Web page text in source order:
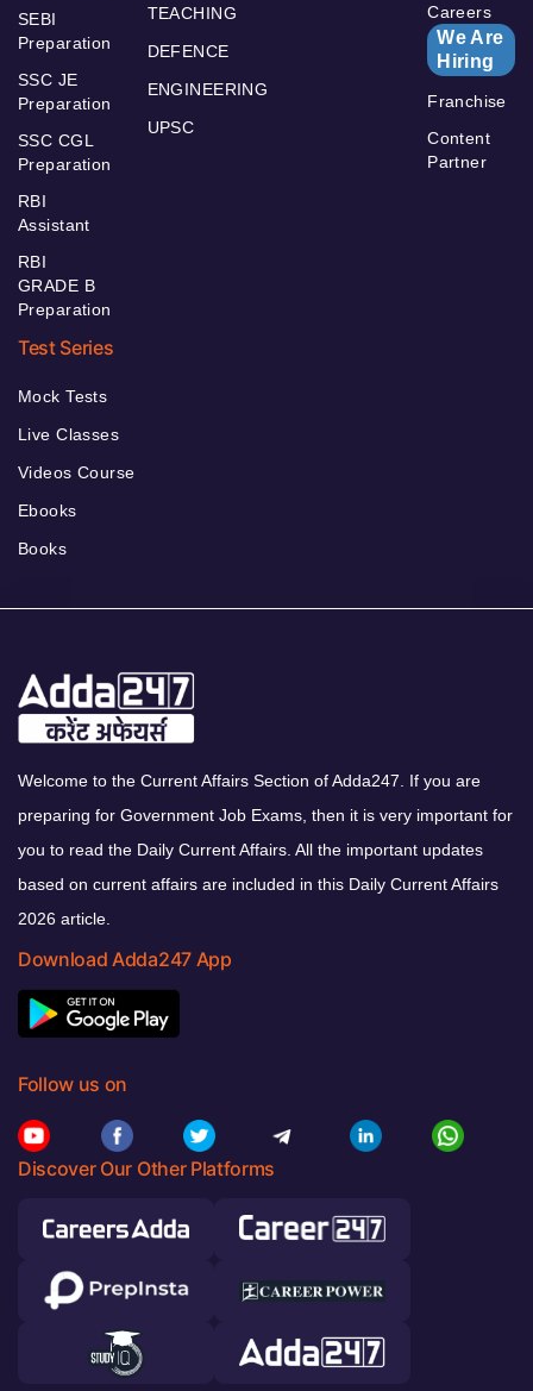
SEBI
Preparation
SSC JE
Preparation
SSC CGL
Preparation
RBI
Assistant
RBI
GRADE B
Preparation
TEACHING
DEFENCE
ENGINEERING
UPSC
Careers
We Are
Hiring
Franchise
Content
Partner
Test Series
Mock Tests
Live Classes
Videos Course
Ebooks
Books
Welcome to the Current Affairs Section of Adda247. If you are
preparing for Government Job Exams, then it is very important for
you to read the Daily Current Affairs. All the important updates
based on current affairs are included in this Daily Current Affairs
2026 article.
Download Adda247 App
Follow us on
Discover Our Other Platforms